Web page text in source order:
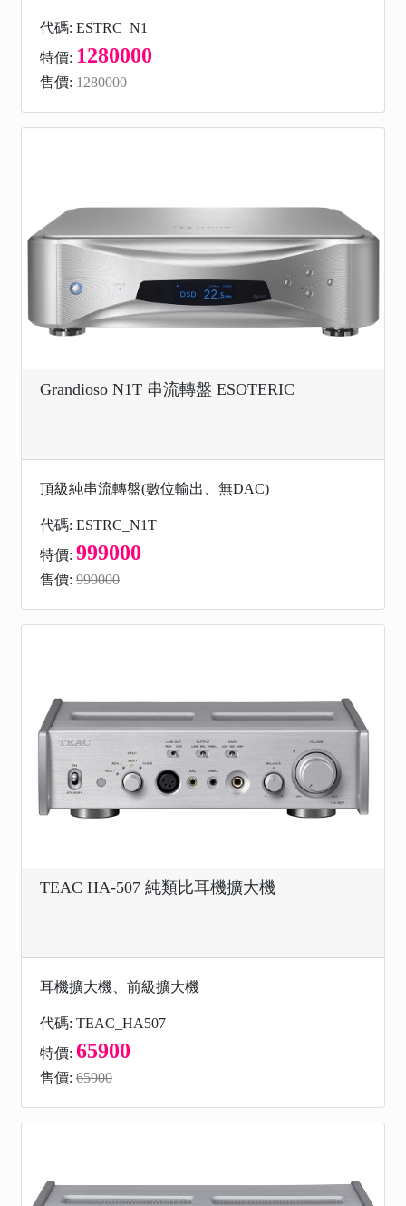
代碼: ESTRC_N1
特價: 1280000
售價: 1280000
Grandioso N1T 串流轉盤 ESOTERIC
頂級純串流轉盤(數位輸出、無DAC)
代碼: ESTRC_N1T
特價: 999000
售價: 999000
TEAC HA-507 純類比耳機擴大機
耳機擴大機、前級擴大機
代碼: TEAC_HA507
特價: 65900
售價: 65900